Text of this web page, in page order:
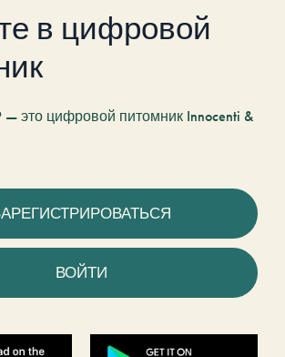
в цифровой
— это цифровой питомник Innocenti &
ВОЙТИ